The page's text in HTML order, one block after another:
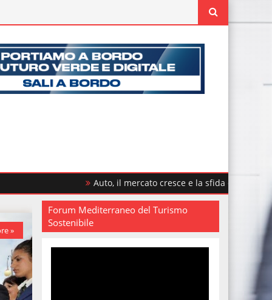
Auto, il mercato cresce e la sfida è rinnovare il parco
»
Forum Mediterraneo del Turismo
Sostenibile